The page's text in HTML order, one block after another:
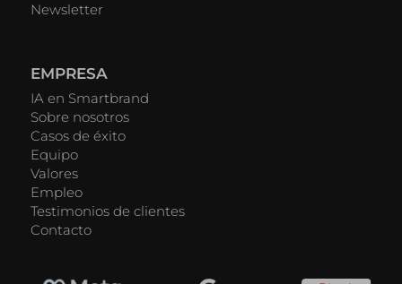
Newsletter
EMPRESA
IA en Smartbrand
Sobre nosotros
Casos de éxito
Equipo
Valores
Empleo
Testimonios de clientes
Contacto